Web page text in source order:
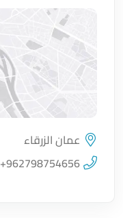
اضغط لتحميل الموقع
عمان الزرقاء
+962798754656